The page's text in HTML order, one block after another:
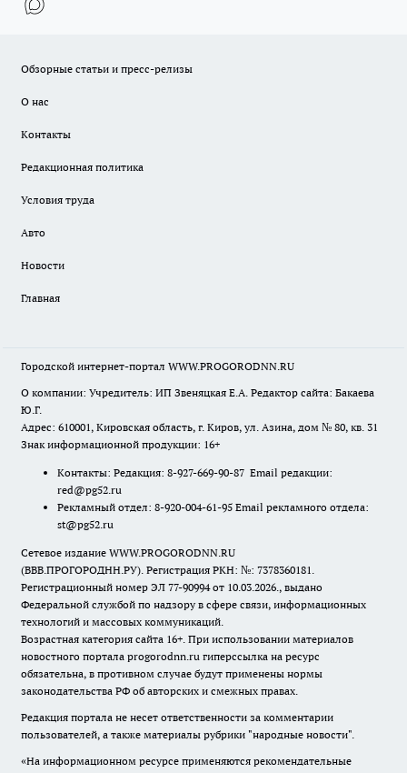
Обзорные статьи и пресс-релизы
О нас
Контакты
Редакционная политика
Условия труда
Авто
Новости
Главная
Городской интернет-портал WWW.PROGORODNN.RU
О компании: Учредитель: ИП Звеняцкая Е.А. Редактор сайта: Бакаева
Ю.Г.
Адрес: 610001, Кировская область, г. Киров, ул. Азина, дом № 80, кв. 31
Знак информационной продукции: 16+
Контакты: Редакция: 8-927-669-90-87 Email редакции:
red@pg52.ru
Рекламный отдел: 8-920-004-61-95 Email рекламного отдела:
st@pg52.ru
Сетевое издание WWW.PROGORODNN.RU
(ВВВ.ПРОГОРОДНН.РУ). Регистрация РКН: №: 7378360181.
Регистрационный номер ЭЛ 77-90994 от 10.03.2026., выдано
Федеральной службой по надзору в сфере связи, информационных
технологий и массовых коммуникаций.
Возрастная категория сайта 16+. При использовании материалов
новостного портала progorodnn.ru гиперссылка на ресурс
обязательна, в противном случае будут применены нормы
законодательства РФ об авторских и смежных правах.
Редакция портала не несет ответственности за комментарии
пользователей, а также материалы рубрики "народные новости".
«На информационном ресурсе применяются рекомендательные